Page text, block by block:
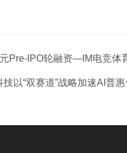
Pre-IPO轮融资—IM电竞体
以“双赛道”战略加速AI普